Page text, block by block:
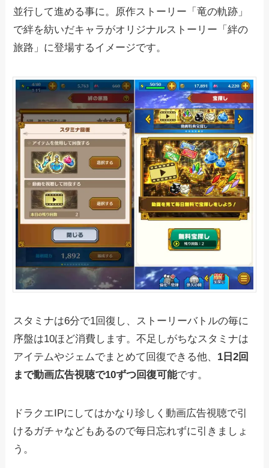
並行して進める事に。原作ストーリー「竜の軌跡」
で絆を紡いだキャラがオリジナルストーリー「絆の
旅路」に登場するイメージです。
スタミナは6分で1回復し、ストーリーバトルの毎に
序盤は10ほど消費します。不足しがちなスタミナは
アイテムやジェムでまとめて回復できる他、 1日2回
まで動画広告視聴で10ずつ回復可能です。
ドラクエIPにしてはかなり珍しく動画広告視聴で引
けるガチャなどもあるので毎日忘れずに引きましょ
う。